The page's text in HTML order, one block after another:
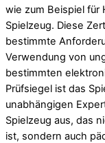
wie zum Beispiel für
Spielzeug. Diese
bestimmte
Verwendung von
bestimmten
Prüfsiegel ist das
unabhängigen
Spielzeug aus, das
ist, sondern auch